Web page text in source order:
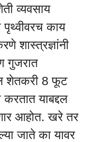
व्यवसाय
काय
शास्त्रज्ञांनी
शेतकरी 8 फूट
करतात याबद्दल
आहोत. खरे तर
जाते का यावर